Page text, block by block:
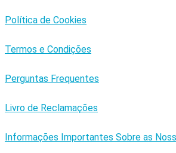
Política de Cookies
Termos e Condições
Perguntas Frequentes
Livro de Reclamações
Informações Importantes Sobre as